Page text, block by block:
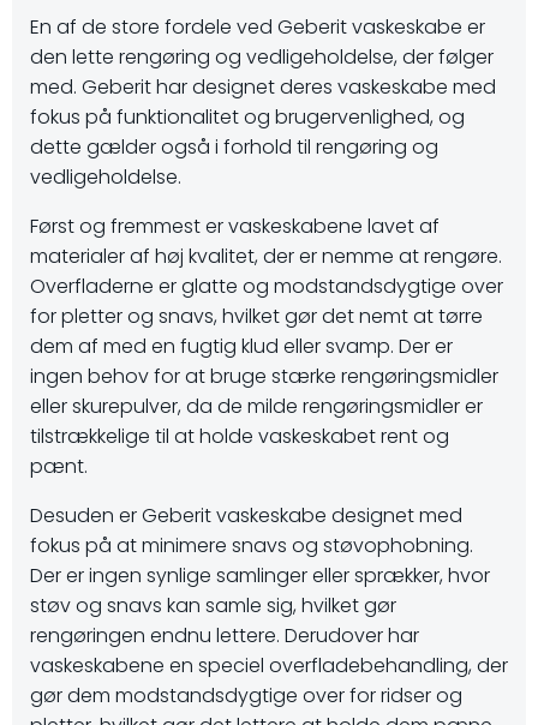
En af de store fordele ved Geberit vaskeskabe er
den lette rengøring og vedligeholdelse, der følger
med. Geberit har designet deres vaskeskabe med
fokus på funktionalitet og brugervenlighed, og
dette gælder også i forhold til rengøring og
vedligeholdelse.
Først og fremmest er vaskeskabene lavet af
materialer af høj kvalitet, der er nemme at rengøre.
Overfladerne er glatte og modstandsdygtige over
for pletter og snavs, hvilket gør det nemt at tørre
dem af med en fugtig klud eller svamp. Der er
ingen behov for at bruge stærke rengøringsmidler
eller skurepulver, da de milde rengøringsmidler er
tilstrækkelige til at holde vaskeskabet rent og
pænt.
Desuden er Geberit vaskeskabe designet med
fokus på at minimere snavs og støvophobning.
Der er ingen synlige samlinger eller sprækker, hvor
støv og snavs kan samle sig, hvilket gør
rengøringen endnu lettere. Derudover har
vaskeskabene en speciel overfladebehandling, der
gør dem modstandsdygtige over for ridser og